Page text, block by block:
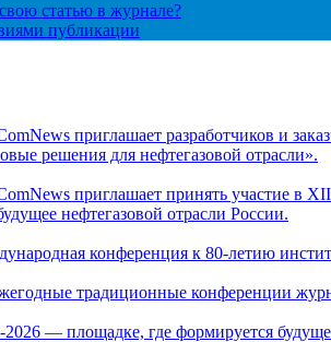
статью в журнале?
публикации
приглашает разработчиков и
решения для нефтегазовой отрасли».
приглашает принять участие в
нефтегазовой отрасли России.
конференция к 80-летию
традиционные конференции
— площадке, где формируется